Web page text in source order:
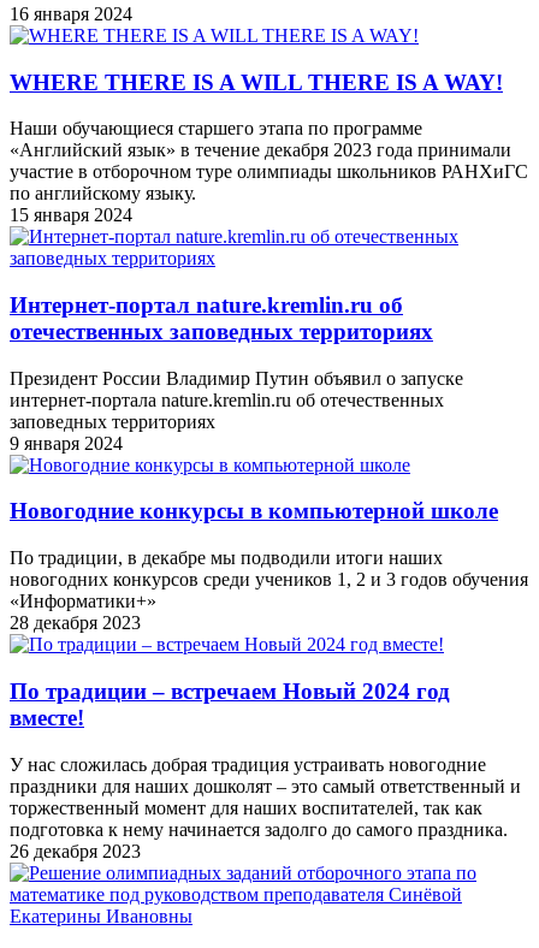
16 января 2024
WHERE THERE IS A WILL THERE IS A WAY!
Наши обучающиеся старшего этапа по программе
«Английский язык» в течение декабря 2023 года принимали
участие в отборочном туре олимпиады школьников РАНХиГС
по английскому языку.
15 января 2024
Интернет-портал nature.kremlin.ru об
отечественных заповедных территориях
Президент России Владимир Путин объявил о запуске
интернет-портала nature.kremlin.ru об отечественных
заповедных территориях
9 января 2024
Новогодние конкурсы в компьютерной школе
По традиции, в декабре мы подводили итоги наших
новогодних конкурсов среди учеников 1, 2 и 3 годов обучения
«Информатики+»
28 декабря 2023
По традиции – встречаем Новый 2024 год
вместе!
У нас сложилась добрая традиция устраивать новогодние
праздники для наших дошколят – это самый ответственный и
торжественный момент для наших воспитателей, так как
подготовка к нему начинается задолго до самого праздника.
26 декабря 2023